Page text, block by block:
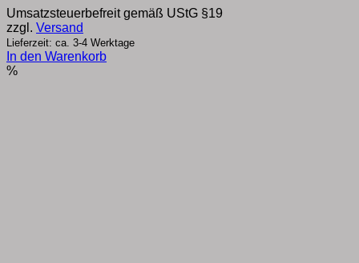
war:
€39,60
ist:
€37,00.
Umsatzsteuerbefreit gemäß UStG §19
zzgl. Versand
Lieferzeit: ca. 3-4 Werktage
In den Warenkorb
%